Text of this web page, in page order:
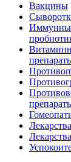
Вакцины